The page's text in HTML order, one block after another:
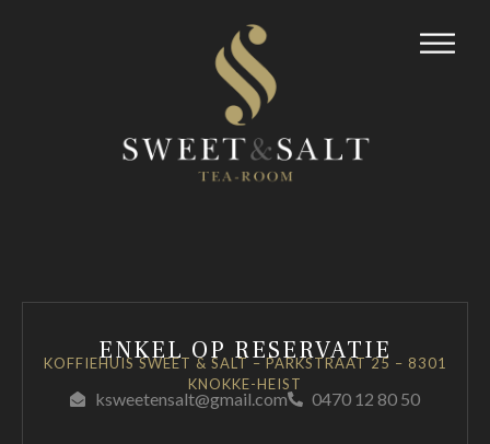
ENKEL OP RESERVATIE
KOFFIEHUIS SWEET & SALT – PARKSTRAAT 25 – 8301
KNOKKE-HEIST
ksweetensalt@gmail.com 0470 12 80 50